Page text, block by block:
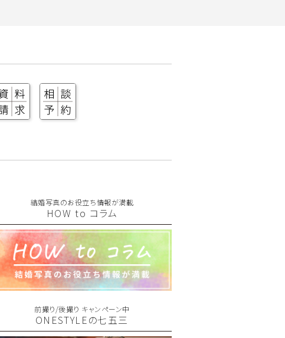
結婚写真のお役立ち情報が満載
HOW to コラム
前撮り/後撮り キャンペーン中
ONESTYLEの七五三